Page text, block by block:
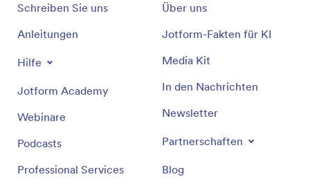
Schreiben Sie uns
Anleitungen
Hilfe
Jotform Academy
Webinare
Podcasts
Professional Services
Über uns
Jotform-Fakten für KI
Media Kit
In den Nachrichten
Newsletter
Partnerschaften
Blog